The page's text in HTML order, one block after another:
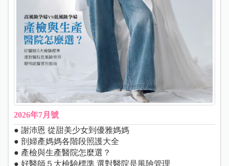
2026年7月號
● 謝沛恩 從甜美少女到優雅媽媽
● 剖婦產媽媽各階段照護大全
● 產檢與生產醫院怎麼選？
● 好醫師５大檢驗標準 選對醫院是風險管理